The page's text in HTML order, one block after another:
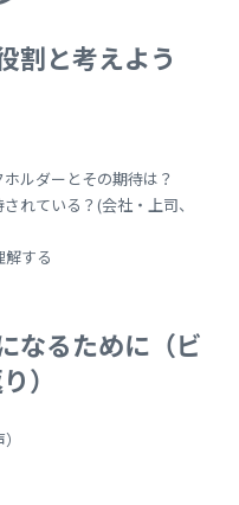
割と考えよう
ルダーとその期待は？
れている？(会社・上司、
解する
なるために（ビ
）